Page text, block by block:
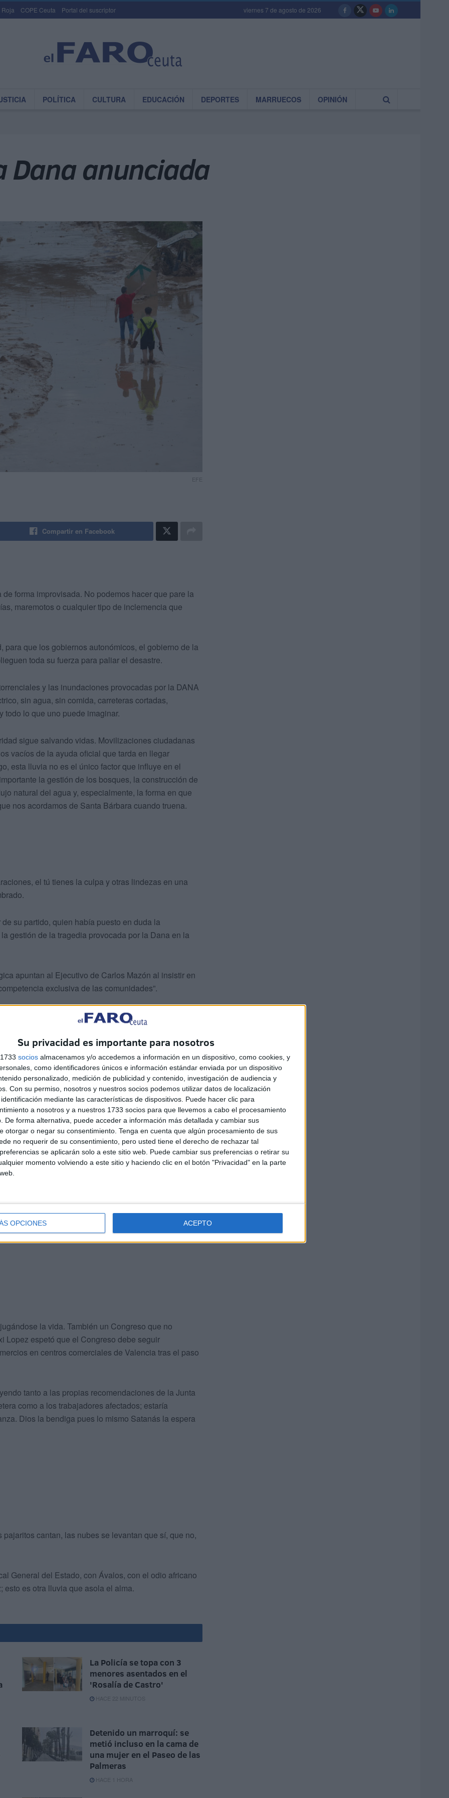
Su privacidad es importante para nosotros
socios almacenamos y/o accedemos a información en un dispositivo, como cookies, y
como identificadores únicos e información estándar enviada por un dispositivo
personalizado, medición de publicidad y contenido, investigación de audiencia y
Con su permiso, nosotros y nuestros socios podemos utilizar datos de localización
mediante las características de dispositivos. Puede hacer clic para
a nosotros y a nuestros 1733 socios para que llevemos a cabo el procesamiento
De forma alternativa, puede acceder a información más detallada y cambiar sus
otorgar o negar su consentimiento. Tenga en cuenta que algún procesamiento de sus
no requerir de su consentimiento, pero usted tiene el derecho de rechazar tal
se aplicarán solo a este sitio web. Puede cambiar sus preferencias o retirar su
momento volviendo a este sitio y haciendo clic en el botón "Privacidad" en la parte
OPCIONES ACEPTO
Roja COPE Ceuta Portal del suscriptor viernes 7 de agosto de 2026
POLÍTICA CULTURA EDUCACIÓN DEPORTES MARRUECOS OPINIÓN
Dana anunciada
EFE
Compartir en Facebook
forma improvisada. No podemos hacer que pare la
maremotos o cualquier tipo de inclemencia que
que los gobiernos autonómicos, el gobierno de la
toda su fuerza para paliar el desastre.
y las inundaciones provocadas por la DANA
sin agua, sin comida, carreteras cortadas,
todo lo que uno puede imaginar.
sigue salvando vidas. Movilizaciones ciudadanas
vacíos de la ayuda oficial que tarda en llegar
esta lluvia no es el único factor que influye en el
la gestión de los bosques, la construcción de
natural del agua y, especialmente, la forma en que
nos acordamos de Santa Bárbara cuando truena.
el tú tienes la culpa y otras lindezas en una
su partido, quien había puesto en duda la
gestión de la tragedia provocada por la Dana en la
apuntan al Ejecutivo de Carlos Mazón al insistir en
exclusiva de las comunidades”.
ocho días antes y activó la alerta máxima.
no envió un primer aviso generalizado a la
la gente y pedir que evitara "cualquier desplazamiento
ya era muy grave, con conductores de vehículos
abajo. Pero ahora no toca eso; se hará una
responsabilidades. No dimitirá nadie y bosques,
buenas condiciones de mantenimiento. Seguiremos
a otros organismos.
es un cuento chino y los especiladores seguirán
de un pantano o en la ladera de un río. Luego lo
la vida. También un Congreso que no
Lopez espetó que el Congreso debe seguir
en centros comerciales de Valencia tras el paso
tanto a las propias recomendaciones de la Junta
como a los trabajadores afectados; estaría
Dios la bendiga pues lo mismo Satanás la espera
cantan, las nubes se levantan que sí, que no,
General del Estado, con Ávalos, con el odio africano
esto es otra lluvia que asola el alma.
La Policía se topa con 3
menores asentados en el
'Rosalía de Castro'
HACE 22 MINUTOS
Detenido un marroquí: se
metió incluso en la cama de
una mujer en el Paseo de las
Palmeras
HACE 1 HORA